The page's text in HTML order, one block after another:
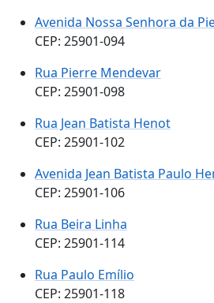
Avenida Nossa Senhora da
CEP: 25901-094
Rua Pierre Mendevar
CEP: 25901-098
Rua Jean Batista Henot
CEP: 25901-102
Avenida Jean Batista Paulo
CEP: 25901-106
Rua Beira Linha
CEP: 25901-114
Rua Paulo Emílio
CEP: 25901-118